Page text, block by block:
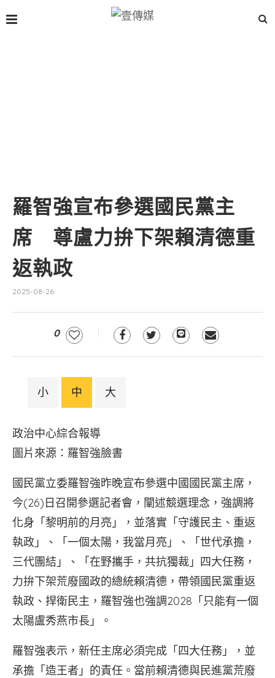
羅智強宣布參選國民黨主
席 尊盧力拚下架賴清德重
返執政
2025-08-26
0
小 中 大
政治中心綜合報導
圖片來源：羅智強臉書
國民黨立委羅智強昨晚宣布參選中國國民黨主席，
今(26)日召開參選記者會，闡述競選理念，強調將
化身「黎明前的月亮」，並落實「守護民主、重返
執政」、「一個太陽，我當月亮」、「世代承擔，
三代團結」、「在野攜手，共抗獨裁」四大任務，
力拚下架荒廢國政的總統賴清德，帶領國民黨重返
執政、捍衛民主，羅智強也強調2028「只能有一個
太陽盧秀燕市長」。
羅智強表示，新任主席必須完成「四大任務」，並
承擔「造王者」的責任。當前賴清德與民進黨荒廢